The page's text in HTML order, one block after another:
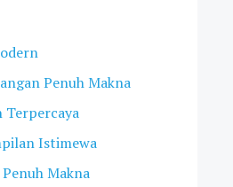
Penuh Makna
Terpercaya
Istimewa
Makna